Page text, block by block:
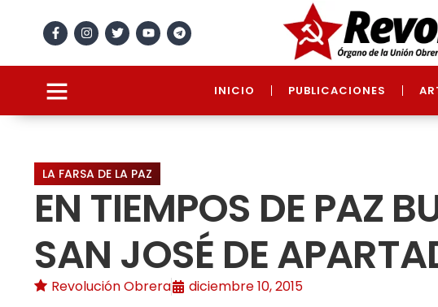
INICIO PUBLICACIONES
LA FARSA DE LA PAZ
EN TIEMPOS DE PAZ
SAN JOSÉ DE
Revolución Obrera
diciembre 10, 2015